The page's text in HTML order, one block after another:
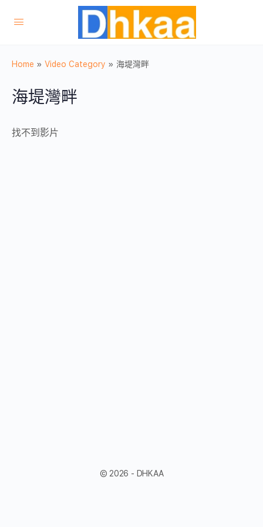
Home » Video Category » 海堤灣畔
海堤灣畔
找不到影片
© 2026 - DHKAA